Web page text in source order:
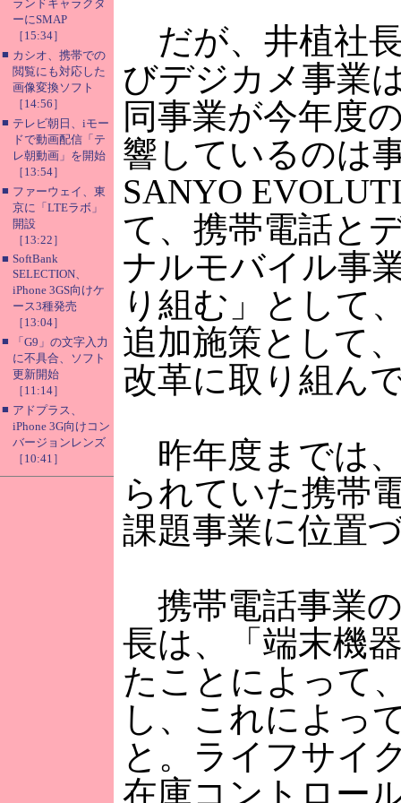
ランドキャラクタ
ーにSMAP
［15:34］
■ カシオ、携帯での
閲覧にも対応した
画像変換ソフト
［14:56］
■ テレビ朝日、iモー
ドで動画配信「テ
レ朝動画」を開始
［13:54］
■ ファーウェイ、東
京に「LTEラボ」
開設
［13:22］
■ SoftBank
SELECTION、
iPhone 3GS向けケ
ース3種発売
［13:04］
■
「G9」の文字入力
に不具合、ソフト
更新開始
［11:14］
■ アドプラス、
iPhone 3G向けコン
バージョンレンズ
［10:41］
だが、井植社
びデジカメ事業
同事業が今年度
響しているのは
SANYO
て、携帯電話と
ナルモバイル事
り組む」として
追加施策として
改革に取り組ん
昨年度までは
られていた携帯
課題事業に位置
携帯電話事業
長は、「端末機
たことによって
し、これによっ
と。ライフサイ
在庫コントロー